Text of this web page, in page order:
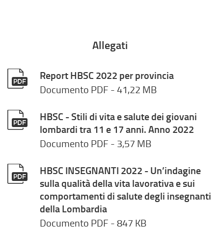
Allegati
Report HBSC 2022 per provincia
Documento PDF - 41,22 MB
HBSC - Stili di vita e salute dei giovani
lombardi tra 11 e 17 anni. Anno 2022
Documento PDF - 3,57 MB
HBSC INSEGNANTI 2022 - Un’indagine
sulla qualità della vita lavorativa e sui
comportamenti di salute degli insegnanti
della Lombardia
Documento PDF - 847 KB